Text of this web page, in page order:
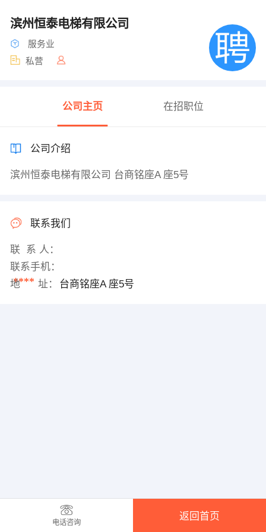
滨州恒泰电梯有限公司
服务业
私营
公司主页 在招职位
公司介绍
滨州恒泰电梯有限公司 台商铭座A 座5号
联系我们
联 系 人：
联系手机：
****
地 址： 台商铭座A 座5号
电话咨询
返回首页